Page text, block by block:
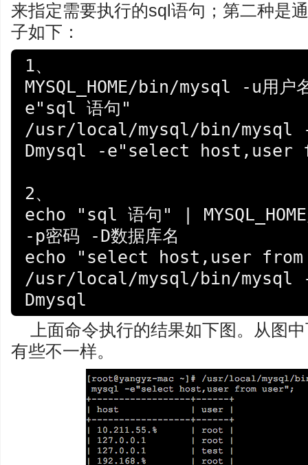
来指定需要执行的sql语句；第二种是
子如下：
1、
MYSQL_HOME/bin/mysql -u用
e"sql 语句"
/usr/local/mysql/bin/mysql
Dmysql -e"select host,user
2、
echo "sql 语句" |
-p密码 -D数据库名
echo "select host,user
/usr/local/mysql/bin/mysql
Dmysql
上面命令执行的结果如下图。从图
有些不一样。